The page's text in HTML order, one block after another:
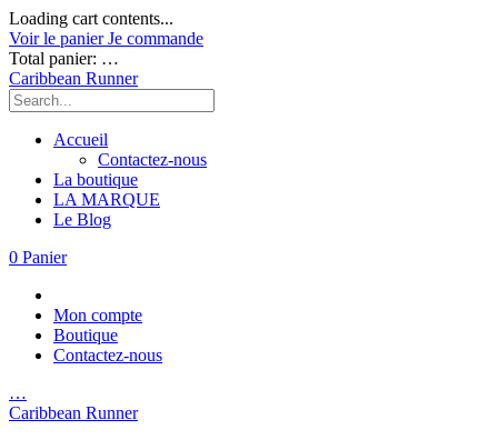
Loading cart contents...
Voir le panierJe commande
Total panier: …
Caribbean Runner
Accueil
Contactez-nous
La boutique
LA MARQUE
Le Blog
0 Panier
Mon compte
Boutique
Contactez-nous
…
Caribbean Runner